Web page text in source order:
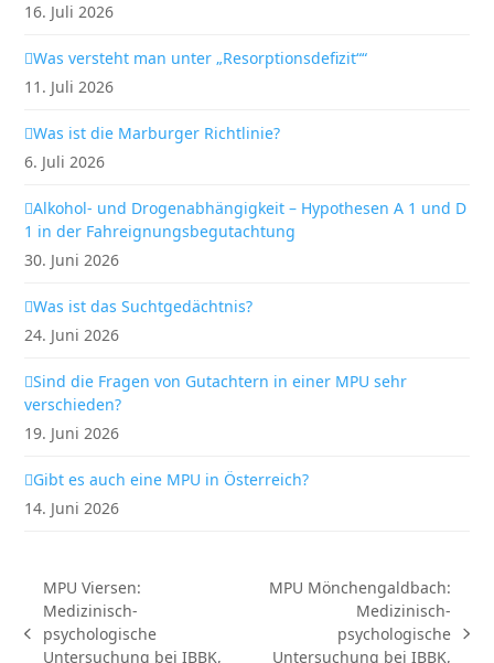
16. Juli 2026
Was versteht man unter „Resorptionsdefizit““
11. Juli 2026
Was ist die Marburger Richtlinie?
6. Juli 2026
Alkohol- und Drogenabhängigkeit – Hypothesen A 1 und D
1 in der Fahreignungsbegutachtung
30. Juni 2026
Was ist das Suchtgedächtnis?
24. Juni 2026
Sind die Fragen von Gutachtern in einer MPU sehr
verschieden?
19. Juni 2026
Gibt es auch eine MPU in Österreich?
14. Juni 2026
vorheriger
MPU Viersen:
Medizinisch-
psychologische
Untersuchung bei IBBK,
MPU Mönchengaldbach:
Medizinisch-
psychologische
Untersuchung bei IBBK,